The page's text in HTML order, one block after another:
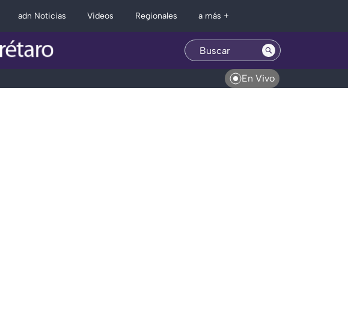
adn Noticias Videos Regionales a más +
En Vivo